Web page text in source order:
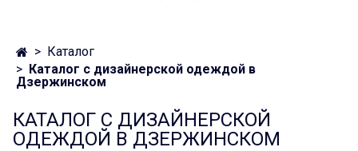
Каталог
Каталог с дизайнерской одеждой в
Дзержинском
КАТАЛОГ С ДИЗАЙНЕРСКОЙ
ОДЕЖДОЙ В ДЗЕРЖИНСКОМ